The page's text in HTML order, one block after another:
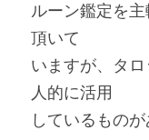
ルーン鑑定を
頂いて
いますが、タ
人的に活用
しているものが